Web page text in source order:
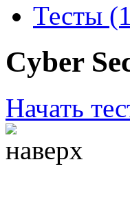
Тесты
Cyber
Начать